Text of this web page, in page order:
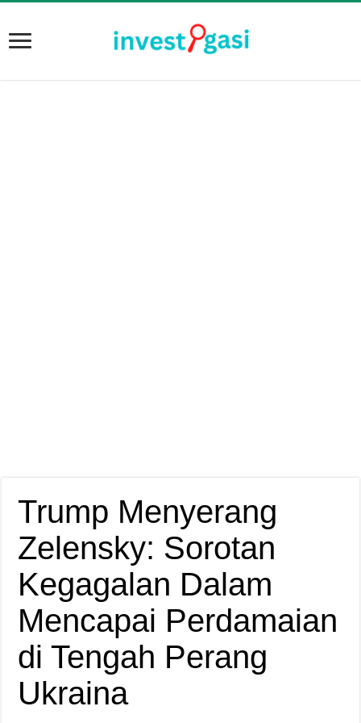
Trump Menyerang
Zelensky: Sorotan
Kegagalan Dalam
Mencapai Perdamaian
di Tengah Perang
Ukraina